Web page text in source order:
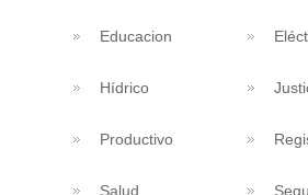
Educacion
Hídrico
Productivo
Salud